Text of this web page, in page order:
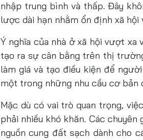
nhập trung bình và thấp. Đây
lược dài hạn nhằm ổn định xã
Ý nghĩa của nhà ở xã hội vượt xa
tạo ra sự cân bằng trên thị
làm giá và tạo điều kiện để
một trong những nhu cầu cơ bản
Mặc dù có vai trò quan trọng,
phải nhiều khó khăn. Các
nguồn cung đất sạch dành cho